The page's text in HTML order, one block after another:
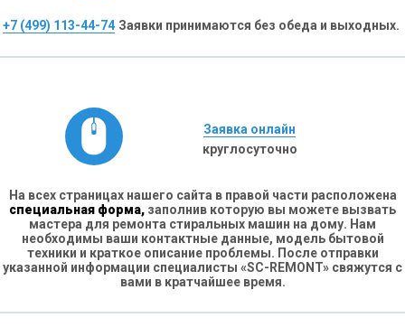
+7 (499) 113-44-74 Заявки принимаются без обеда и выходных.
Заявка онлайн
круглосуточно
На всех страницах нашего сайта в правой части расположена
специальная форма, заполнив которую вы можете вызвать
мастера для ремонта стиральных машин на дому. Нам
необходимы ваши контактные данные, модель бытовой
техники и краткое описание проблемы. После отправки
указанной информации специалисты «SC-REMONT» свяжутся с
вами в кратчайшее время.